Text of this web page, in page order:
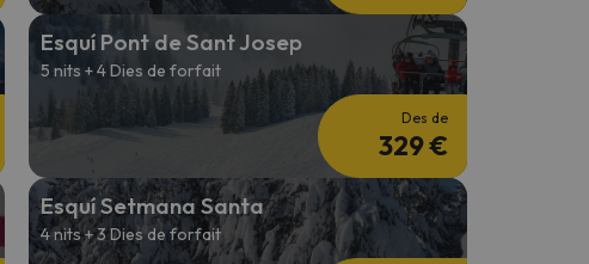
Esquí Pont de Sant Josep
5 nits + 4 Dies de forfait
Des de
329 €
Esquí Setmana Santa
4 nits + 3 Dies de forfait